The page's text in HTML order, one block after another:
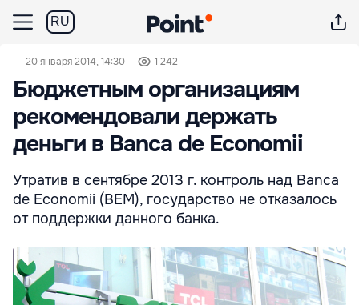
RU
20 января 2014, 14:30 1 242
Бюджетным организациям
рекомендовали держать
деньги в Banca de Economii
Утратив в сентябре 2013 г. контроль над Banca
de Economii (BEM), государство не отказалось
от поддержки данного банка.